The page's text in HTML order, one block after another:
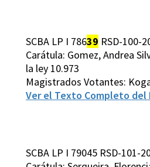
SCBA LP I 78639 RSD-100-
Carátula: Gomez, Andrea
la ley 10.973
Magistrados Votantes:
Ver el Texto Completo del
SCBA LP I 79045 RSD-101-